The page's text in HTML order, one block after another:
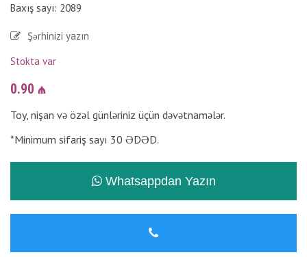
Baxış sayı: 2089
Şərhinizi yazın
Stokta var
0.90 ₼
Toy, nişan və özəl günləriniz üçün dəvətnamələr.
*Minimum sifariş sayı 30 ƏDƏD.
Whatsappdan Yazın